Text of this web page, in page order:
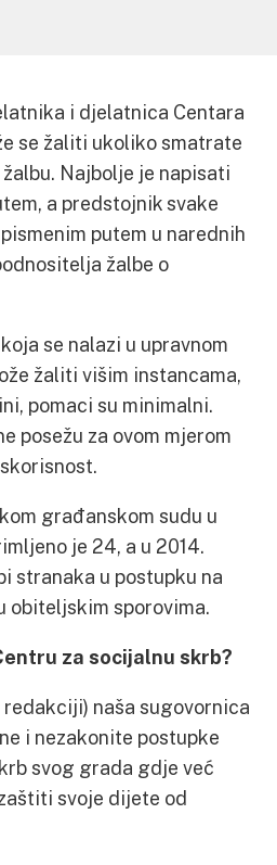
i djelatnica Centara
se žaliti ukoliko smatrate
Najbolje je napisati
a predstojnik svake
putem u narednih
žalbe o
se nalazi u upravnom
žaliti višim instancama,
pomaci su minimalni.
posežu za ovom mjerom
građanskom sudu u
je 24, a u 2014.
stranaka u postupku na
obiteljskim sporovima.
za socijalnu skrb?
redakciji) naša sugovornica
i nezakonite postupke
svog grada gdje već
svoje dijete od